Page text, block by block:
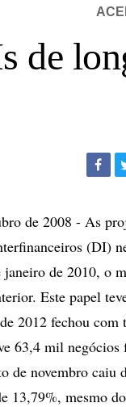
de
de 2008 - As
(DI)
de 2010, o
Este papel
2012 fechou com
63,4 mil
de novembro caiu
13,79%, mesmo